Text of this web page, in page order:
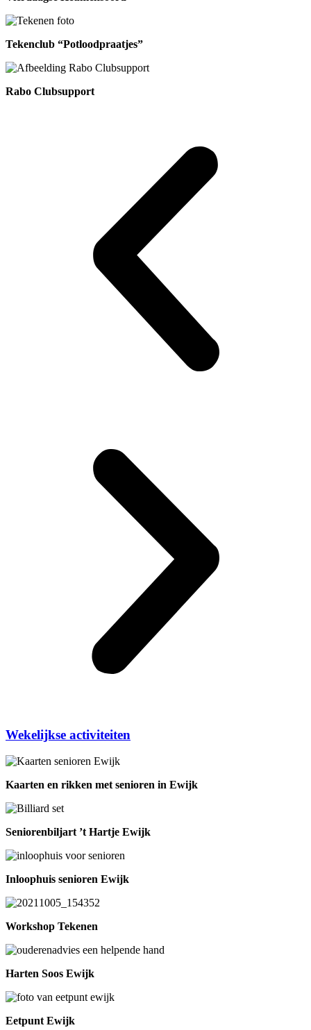
Tekenclub “Potloodpraatjes”
Rabo Clubsupport
Wekelijkse activiteiten
Kaarten en rikken met senioren in Ewijk
Seniorenbiljart ’t Hartje Ewijk
Inloophuis senioren Ewijk
Workshop Tekenen
Harten Soos Ewijk
Eetpunt Ewijk